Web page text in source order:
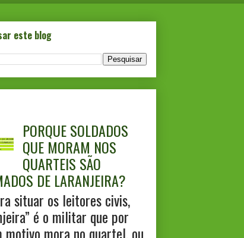
este blog
PORQUE SOLDADOS
QUE MORAM NOS
QUARTEIS SÃO
DE LARANJEIRA?
situar os leitores civis,
é o militar que por
motivo mora no quartel, ou